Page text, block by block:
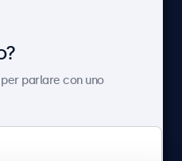
Clienti
parlare con uno